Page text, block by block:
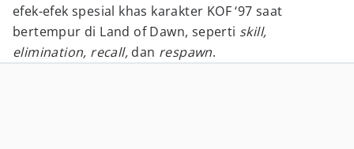
efek-efek spesial khas karakter KOF ‘97 saat
bertempur di Land of Dawn, seperti skill,
elimination, recall, dan respawn.